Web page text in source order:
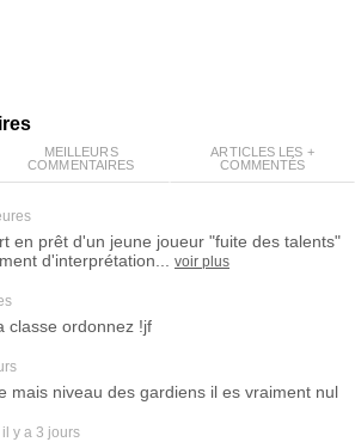
MEILLEURS
COMMENTAIRES
ARTICLES LES +
COMMENTÉS
en prêt d'un jeune joueur "fuite des talents"
d'interprétation...
voir plus
classe ordonnez !jf
mais niveau des gardiens il es vraiment nul
il y a 3 jours